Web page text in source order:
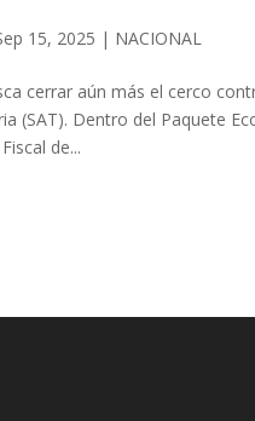
15, 2025 | NACIONAL
cerrar aún más el cerco
(SAT). Dentro del Paquete
de...